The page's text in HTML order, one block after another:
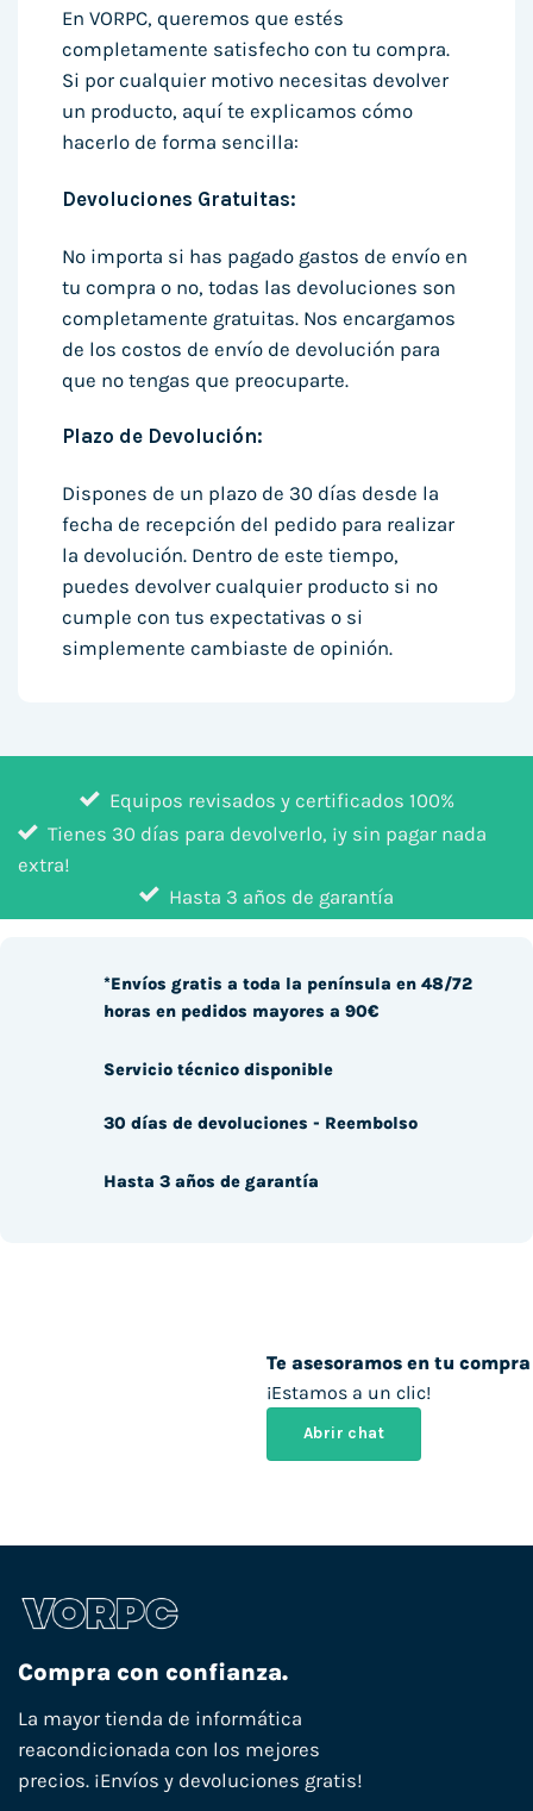
En VORPC, queremos que estés
completamente satisfecho con tu compra.
Si por cualquier motivo necesitas devolver
un producto, aquí te explicamos cómo
hacerlo de forma sencilla:
Devoluciones Gratuitas:
No importa si has pagado gastos de envío en
tu compra o no, todas las devoluciones son
completamente gratuitas. Nos encargamos
de los costos de envío de devolución para
que no tengas que preocuparte.
Plazo de Devolución:
Dispones de un plazo de 30 días desde la
fecha de recepción del pedido para realizar
la devolución. Dentro de este tiempo,
puedes devolver cualquier producto si no
cumple con tus expectativas o si
simplemente cambiaste de opinión.
Equipos revisados y certificados 100%
Tienes 30 días para devolverlo, ¡y sin pagar nada
extra!
Hasta 3 años de garantía
Te asesoramos en tu compra
¡Estamos a un clic!
Abrir chat
*Envíos gratis a toda la península en 48/72
horas en pedidos mayores a 90€
Servicio técnico disponible
30 días de devoluciones - Reembolso
Hasta 3 años de garantía
Compra con confianza.
La mayor tienda de informática
reacondicionada con los mejores
precios. ¡Envíos y devoluciones gratis!